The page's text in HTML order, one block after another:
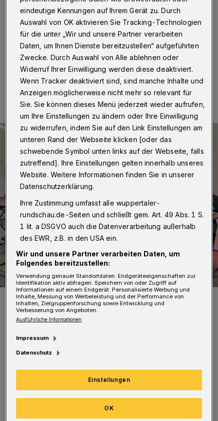
Wuppertal· Am Toelleturm steigt am Sonntag (17.
September 2023) das letzte Open-air-Konzert in
diesem Jahr. Ab 14 Uhr musiziert das Quintett „Jazz im
Ohr“ als Gast des Barmer Verschönerungsvereins.
16.09.2023 , 14:00 Uhr Eine Minute Lesezeit
Von li.: Uwe Stuckmann (Piano), Herbert Schneider (Saxophon),
Bernd Pitzer (Kontrabass), Cornelia Fleschke (Posaune) und Jürgen
Schmidt (Schlagzeug).
Foto: Jazz im Ohr
Seit der Gründung der Wuppertaler Band in
Wuppertal besteht das Repertoire aus Jazz-
Standards in verschiedenen Stilrichtungen.
eindeutige Kennungen auf Ihrem Gerät zu. Durch
Auswahl von OK aktivieren Sie Tracking-Technologien
für die unter „Wir und unsere Partner verarbeiten
Daten, um Ihnen Dienste bereitzustellen“ aufgeführten
Zwecke. Durch Auswahl von Alle ablehnen oder
Widerruf Ihrer Einwilligung werden diese deaktiviert.
Wenn Tracker deaktiviert sind, sind manche Inhalte und
Anzeigen möglicherweise nicht mehr so relevant für
Sie. Sie können dieses Menü jederzeit wieder aufrufen,
um Ihre Einstellungen zu ändern oder Ihre Einwilligung
zu widerrufen, indem Sie auf den Link Einstellungen am
unteren Rand der Webseite klicken [oder das
schwebende Symbol unten links auf der Webseite, falls
zutreffend]. Ihre Einstellungen gelten innerhalb unseres
Website. Weitere Informationen finden Sie in unserer
Datenschutzerklärung.
Ihre Zustimmung umfasst alle wuppertaler-
rundschau.de-Seiten und schließt gem. Art. 49 Abs. 1 S.
1 lit. a DSGVO auch die Datenverarbeitung außerhalb
des EWR, z.B. in den USA ein.
Wir und unsere Partner verarbeiten Daten, um
Folgendes bereitzustellen:
Verwendung genauer Standortdaten. Endgeräteeigenschaften zur
Identifikation aktiv abfragen. Speichern von oder Zugriff auf
Informationen auf einem Endgerät. Personalisierte Werbung und
Inhalte, Messung von Werbeleistung und der Performance von
Inhalten, Zielgruppenforschung sowie Entwicklung und
Verbesserung von Angeboten.
Ausführliche Informationen
Impressum
Datenschutz
Einstellungen
OK